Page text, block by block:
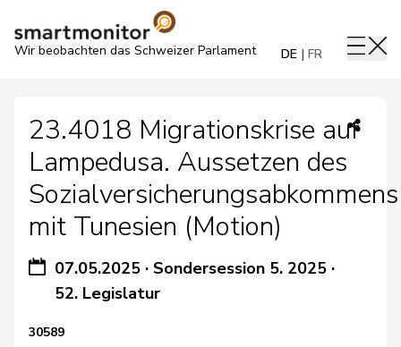
Wir beobachten das Schweizer Parlament DE FR
23.4018 Migrationskrise auf
Lampedusa. Aussetzen des
Sozialversicherungsabkommens
mit Tunesien (Motion)
07.05.2025 ·Sondersession 5. 2025 ·
52. Legislatur
30589